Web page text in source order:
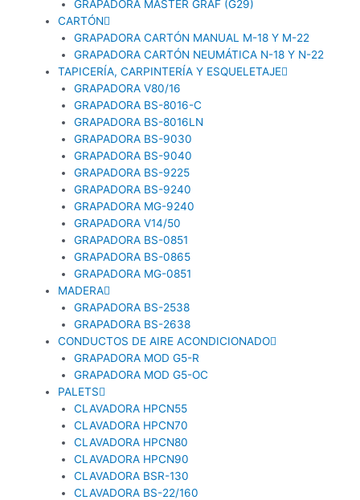
GRAPADORA MASTER GRAF (G29)
CARTÓN
GRAPADORA CARTÓN MANUAL M-18 Y M-22
GRAPADORA CARTÓN NEUMÁTICA N-18 Y N-22
TAPICERÍA, CARPINTERÍA Y ESQUELETAJE
GRAPADORA V80/16
GRAPADORA BS-8016-C
GRAPADORA BS-8016LN
GRAPADORA BS-9030
GRAPADORA BS-9040
GRAPADORA BS-9225
GRAPADORA BS-9240
GRAPADORA MG-9240
GRAPADORA V14/50
GRAPADORA BS-0851
GRAPADORA BS-0865
GRAPADORA MG-0851
MADERA
GRAPADORA BS-2538
GRAPADORA BS-2638
CONDUCTOS DE AIRE ACONDICIONADO
GRAPADORA MOD G5-R
GRAPADORA MOD G5-OC
PALETS
CLAVADORA HPCN55
CLAVADORA HPCN70
CLAVADORA HPCN80
CLAVADORA HPCN90
CLAVADORA BSR-130
CLAVADORA BS-22/160